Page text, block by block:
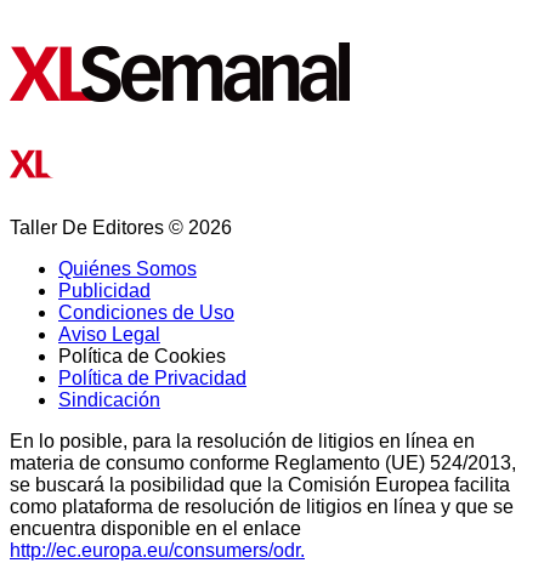
Taller De Editores © 2026
Quiénes Somos
Publicidad
Condiciones de Uso
Aviso Legal
Política de Cookies
Política de Privacidad
Sindicación
En lo posible, para la resolución de litigios en línea en
materia de consumo conforme Reglamento (UE) 524/2013,
se buscará la posibilidad que la Comisión Europea facilita
como plataforma de resolución de litigios en línea y que se
encuentra disponible en el enlace
http://ec.europa.eu/consumers/odr.